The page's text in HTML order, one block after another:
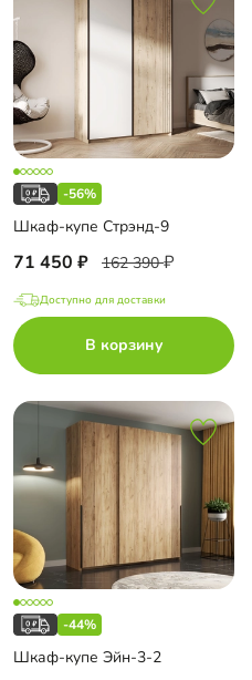
-56%
Шкаф-купе Стрэнд-9
71 450 162 390
Доступно для доставки
В корзину
-44%
Шкаф-купе Эйн-3-2